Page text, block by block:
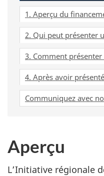
1. Aperçu du
2. Qui peut présenter
3. Comment
4. Après avoir
Communiquez avec
Aperçu
L’Initiative régionale